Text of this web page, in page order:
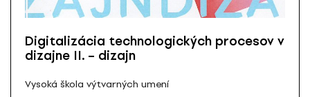
Digitalizácia technologických procesov v
dizajne II. – dizajn
Vysoká škola výtvarných umení